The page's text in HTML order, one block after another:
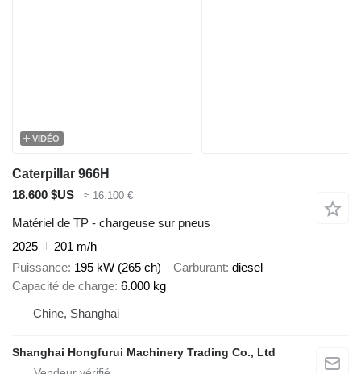
VIDÉO
Caterpillar 966H
18.600 $US
≈ 16.100 €
Matériel de TP - chargeuse sur pneus
2025
201 m/h
Puissance 195 kW (265 ch) Carburant diesel
Capacité de charge 6.000 kg
Chine, Shanghai
Shanghai Hongfurui Machinery Trading Co., Ltd